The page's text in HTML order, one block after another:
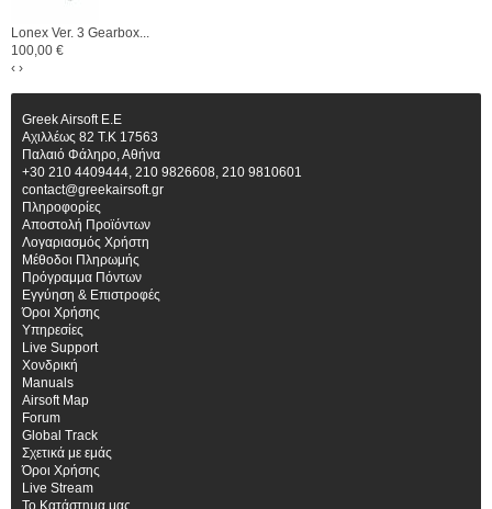
Lonex Ver. 3 Gearbox...
100,00 €
‹ ›
Greek Airsoft E.E
Αχιλλέως 82 Τ.Κ 17563
Παλαιό Φάληρο, Αθήνα
+30 210 4409444, 210 9826608, 210 9810601
contact@greekairsoft.gr
Πληροφορίες
Αποστολή Προϊόντων
Λογαριασμός Χρήστη
Μέθοδοι Πληρωμής
Πρόγραμμα Πόντων
Εγγύηση & Επιστροφές
Όροι Χρήσης
Υπηρεσίες
Live Support
Χονδρική
Manuals
Airsoft Map
Forum
Global Track
Σχετικά με εμάς
Όροι Χρήσης
Live Stream
Το Κατάστημα μας